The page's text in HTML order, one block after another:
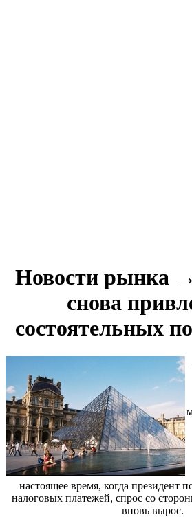
Новости рынка →
снова
состоятельных
настоящее время, когда президент
налоговых платежей, спрос со
вновь вырос.